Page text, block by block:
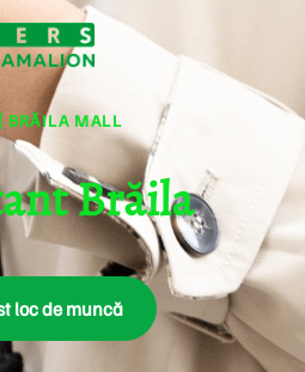
MALL
Brăila
loc de muncă